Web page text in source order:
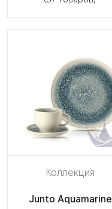
Коллекция
Junto Aquamarine